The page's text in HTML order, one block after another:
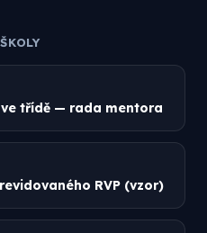
třídě — rada mentora
RVP (vzor)